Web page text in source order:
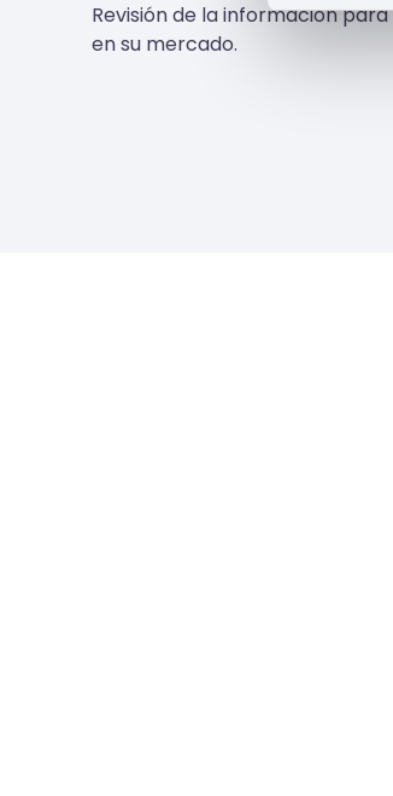
Revisión de la información
en su mercado.